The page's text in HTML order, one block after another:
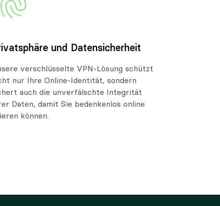
und Datensicherheit
verschlüsselte VPN-Lösung schützt
nur Ihre Online-Identität, sondern
auch die unverfälschte Integrität
Daten, damit Sie bedenkenlos online
können.